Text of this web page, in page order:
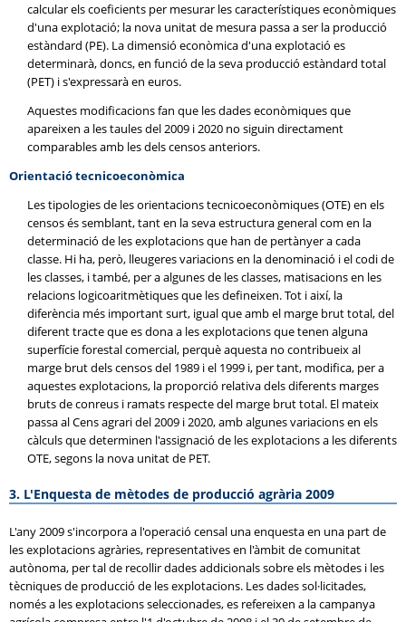
calcular els coeficients per mesurar les característiques econòmiques
d'una explotació; la nova unitat de mesura passa a ser la producció
estàndard (PE). La dimensió econòmica d'una explotació es
determinarà, doncs, en funció de la seva producció estàndard total
(PET) i s'expressarà en euros.
Aquestes modificacions fan que les dades econòmiques que
apareixen a les taules del 2009 i 2020 no siguin directament
comparables amb les dels censos anteriors.
Orientació tecnicoeconòmica
Les tipologies de les orientacions tecnicoeconòmiques (OTE) en els
censos és semblant, tant en la seva estructura general com en la
determinació de les explotacions que han de pertànyer a cada
classe. Hi ha, però, lleugeres variacions en la denominació i el codi de
les classes, i també, per a algunes de les classes, matisacions en les
relacions logicoaritmètiques que les defineixen. Tot i així, la
diferència més important surt, igual que amb el marge brut total, del
diferent tracte que es dona a les explotacions que tenen alguna
superfície forestal comercial, perquè aquesta no contribueix al
marge brut dels censos del 1989 i el 1999 i, per tant, modifica, per a
aquestes explotacions, la proporció relativa dels diferents marges
bruts de conreus i ramats respecte del marge brut total. El mateix
passa al Cens agrari del 2009 i 2020, amb algunes variacions en els
càlculs que determinen l'assignació de les explotacions a les diferents
OTE, segons la nova unitat de PET.
3. L'Enquesta de mètodes de producció agrària 2009
L'any 2009 s'incorpora a l'operació censal una enquesta en una part de
les explotacions agràries, representatives en l'àmbit de comunitat
autònoma, per tal de recollir dades addicionals sobre els mètodes i les
tècniques de producció de les explotacions. Les dades sol·licitades,
només a les explotacions seleccionades, es refereixen a la campanya